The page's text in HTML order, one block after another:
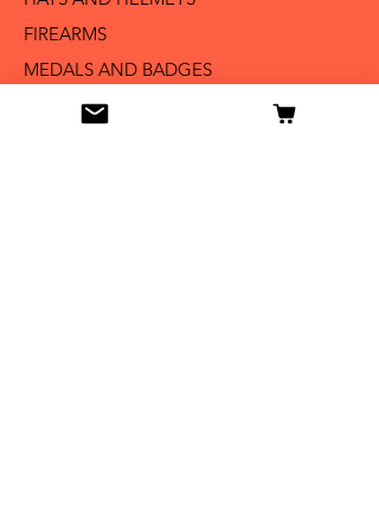
FIREARMS
MEDALS AND BADGES
BAYONETS